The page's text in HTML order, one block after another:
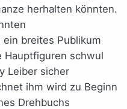
herhalten könnten.
ein breites Publikum
Hauptfiguren schwul
Leiber sicher
ihm wird zu Beginn
Drehbuchs